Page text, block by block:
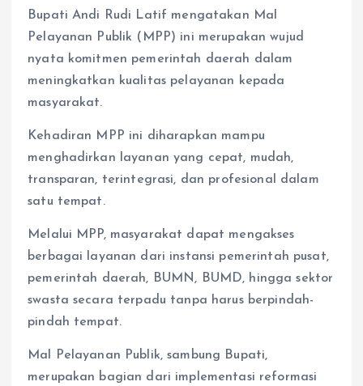
Bupati Andi Rudi Latif mengatakan Mal
Pelayanan Publik (MPP) ini merupakan wujud
nyata komitmen pemerintah daerah dalam
meningkatkan kualitas pelayanan kepada
masyarakat.
Kehadiran MPP ini diharapkan mampu
menghadirkan layanan yang cepat, mudah,
transparan, terintegrasi, dan profesional dalam
satu tempat.
Melalui MPP, masyarakat dapat mengakses
berbagai layanan dari instansi pemerintah pusat,
pemerintah daerah, BUMN, BUMD, hingga sektor
swasta secara terpadu tanpa harus berpindah-
pindah tempat.
Mal Pelayanan Publik, sambung Bupati,
merupakan bagian dari implementasi reformasi